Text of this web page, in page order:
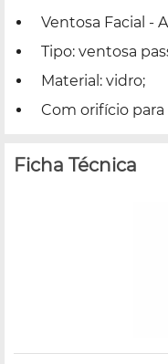
Ventosa Facial -
Tipo: ventosa
Material: vidro;
Com orifício para
Ficha Técnica